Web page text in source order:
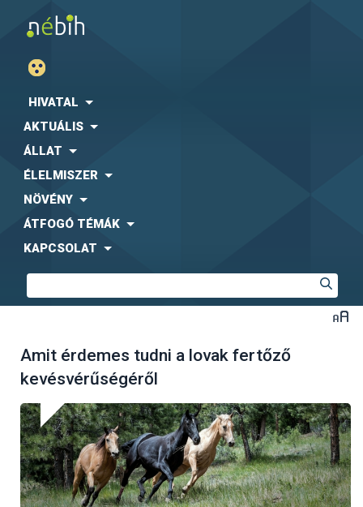
HIVATAL
AKTUÁLIS
ÁLLAT
ÉLELMISZER
NÖVÉNY
ÁTFOGÓ TÉMÁK
KAPCSOLAT
Amit érdemes tudni a lovak fertőző
kevésvérűségéről